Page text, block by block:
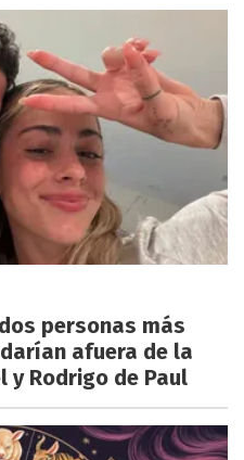
personas más
afuera de la
y Rodrigo de Paul